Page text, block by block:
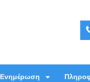
Γενικό
Ενημέρωση